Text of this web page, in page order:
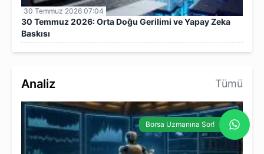
30 Temmuz 2026 07:04
30 Temmuz 2026: Orta Doğu Gerilimi ve Yapay Zeka
Baskısı
Analiz Tümü
Borsa Uzmanına Sor!